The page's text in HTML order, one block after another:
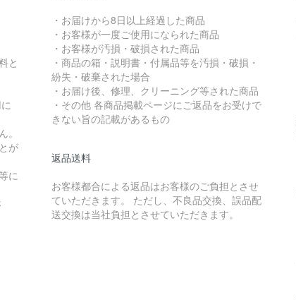
と
。
が
に
・お届けから8日以上経過した商品
・お客様が一度ご使用になられた商品
・お客様が汚損・破損された商品
・商品の箱・説明書・付属品等を汚損・破損・
紛失・破棄された場合
・お届け後、修理、クリーニング等された商品
・その他 各商品掲載ページにご返品をお受けで
きない旨の記載があるもの
返品送料
お客様都合による返品はお客様のご負担とさせ
ていただきます。 ただし、不良品交換、誤品配
送交換は当社負担とさせていただきます。